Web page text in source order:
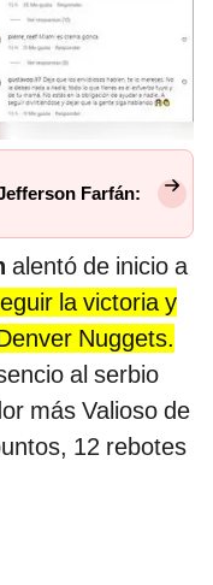
Farfán:
alentó de inicio a
la victoria y
Nuggets.
al serbio
más Valioso de
12 rebotes